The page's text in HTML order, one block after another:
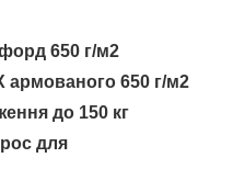
650 г/м2
армованого 650 г/м2
до 150 кг
для